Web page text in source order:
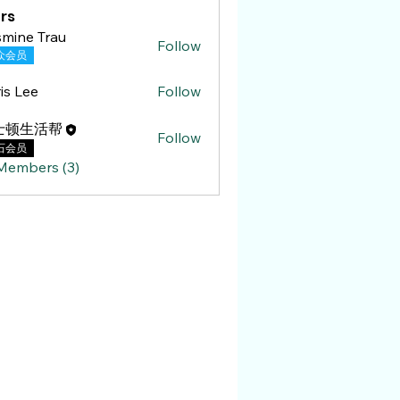
Trau
Trau
会员
Follow
Lee Follow
顿生活帮
会员
Follow
(3)